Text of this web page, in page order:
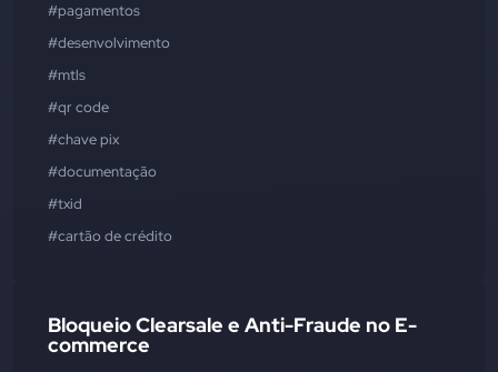
#pagamentos
#desenvolvimento
#mtls
#qr code
#chave pix
#documentação
#txid
#cartão de crédito
Bloqueio Clearsale e Anti-Fraude no E-
commerce